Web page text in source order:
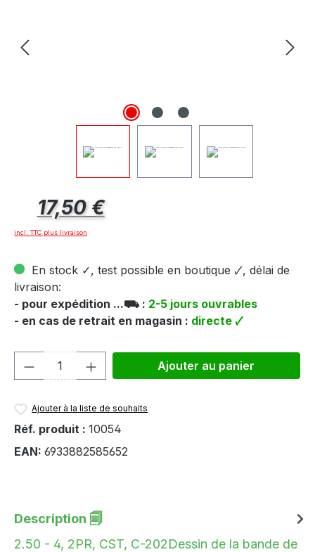
Prix régulier :
17,50 €
incl. TTC plus livraison
En stock ✓, test possible en boutique 🗸, délai de
livraison:
- pour expédition ...⛟ : 2-5 jours ouvrables
- en cas de retrait en magasin : directe 🗸
Quantité de produit : Entrez la
Ajouter au panier
Ajouter à la liste de souhaits
Réf. produit : 10054
EAN: 6933882585652
Description 🗐
2.50 - 4, 2PR, CST, C-202Dessin de la bande de